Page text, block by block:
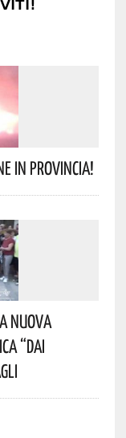
In Provincia!
Nuova
“Dai